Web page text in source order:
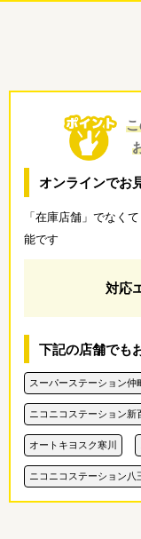
オンラインでお
「在庫店舗」でなく
能です
対応
下記の店舗でも
スーパーステーション仲
ニコニコステーション新
オートキヨスク寒川
ニコニコステーション八